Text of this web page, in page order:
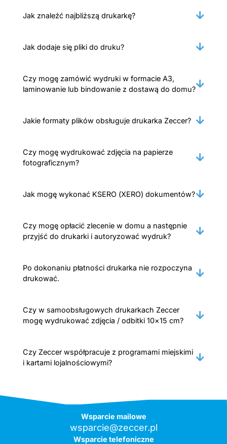
Jak znaleźć najbliższą drukarkę?
Jak dodaje się pliki do druku?
Czy mogę zamówić wydruki w formacie A3,
laminowanie lub bindowanie z dostawą do domu?
Jakie formaty plików obsługuje drukarka Zeccer?
Czy mogę wydrukować zdjęcia na papierze
fotograficznym?
Jak mogę wykonać KSERO (XERO) dokumentów?
Czy mogę opłacić zlecenie w domu a następnie
przyjść do drukarki i autoryzować wydruk?
Po dokonaniu płatności drukarka nie rozpoczyna
drukować.
Czy w samoobsługowych drukarkach Zeccer
mogę wydrukować zdjęcia / odbitki 10×15 cm?
Czy Zeccer współpracuje z programami miejskimi
i kartami lojalnościowymi?
Wsparcie mailowe
wsparcie@zeccer.pl
Wsparcie telefoniczne